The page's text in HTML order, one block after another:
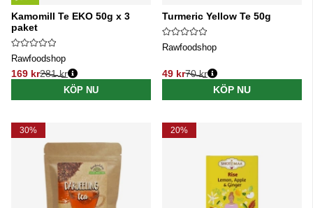
Kamomill Te EKO 50g x 3
paket
Rawfoodshop
169 kr
Ordinarie pris:
281 kr
KÖP NU
Turmeric Yellow Te 50g
Rawfoodshop
49 kr
Ordinarie pris:
70 kr
KÖP NU
30% 20%